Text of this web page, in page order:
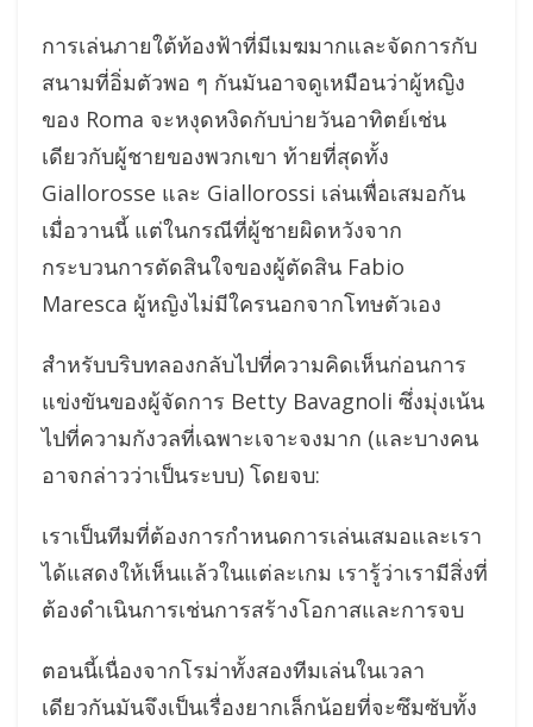
การเล่นภายใต้ท้องฟ้าที่มีเมฆมากและจัดการกับ
สนามที่อิ่มตัวพอ ๆ กันมันอาจดูเหมือนว่าผู้หญิง
ของ Roma จะหงุดหงิดกับบ่ายวันอาทิตย์เช่น
เดียวกับผู้ชายของพวกเขา ท้ายที่สุดทั้ง
Giallorosse และ Giallorossi เล่นเพื่อเสมอกัน
เมื่อวานนี้ แต่ในกรณีที่ผู้ชายผิดหวังจาก
กระบวนการตัดสินใจของผู้ตัดสิน Fabio
Maresca ผู้หญิงไม่มีใครนอกจากโทษตัวเอง
สำหรับบริบทลองกลับไปที่ความคิดเห็นก่อนการ
แข่งขันของผู้จัดการ Betty Bavagnoli ซึ่งมุ่งเน้น
ไปที่ความกังวลที่เฉพาะเจาะจงมาก (และบางคน
อาจกล่าวว่าเป็นระบบ) โดยจบ:
เราเป็นทีมที่ต้องการกำหนดการเล่นเสมอและเรา
ได้แสดงให้เห็นแล้วในแต่ละเกม เรารู้ว่าเรามีสิ่งที่
ต้องดำเนินการเช่นการสร้างโอกาสและการจบ
ตอนนี้เนื่องจากโรม่าทั้งสองทีมเล่นในเวลา
เดียวกันมันจึงเป็นเรื่องยากเล็กน้อยที่จะซึมซับทั้ง